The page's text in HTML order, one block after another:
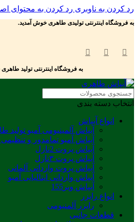
رد کردن به ناوبری رد کردن به محتوای
به فروشگاه اینترنتی تولیدی طاهری خوش آمدید.
به فروشگاه اینترنتی تولید
انتخاب دسته بندی
انواع آبپاش
آبپاش آلمینیومی آمبو تولید
آبپاش آمبو تمامدور و تنظیمی
آبپاش پروت 2نازل
آبپاش پروت ۳نازل
آبپاش پروت وارداتی آلمانی
آبپاش وارداتی ایتالیایی آمبو
آبپاش ویر155
انواع رایزر
رایزر آلمنیومی
قطعات جانبی